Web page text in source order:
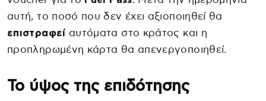
αυτή, το ποσό που δεν έχει αξιοποιηθεί θα
επιστραφεί αυτόματα στο κράτος και η
προπληρωμένη κάρτα θα απενεργοποιηθεί.
Το ύψος της επιδότησης